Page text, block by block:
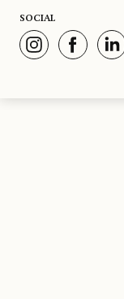
SOCIAL